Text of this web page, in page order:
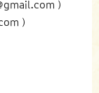
)
)